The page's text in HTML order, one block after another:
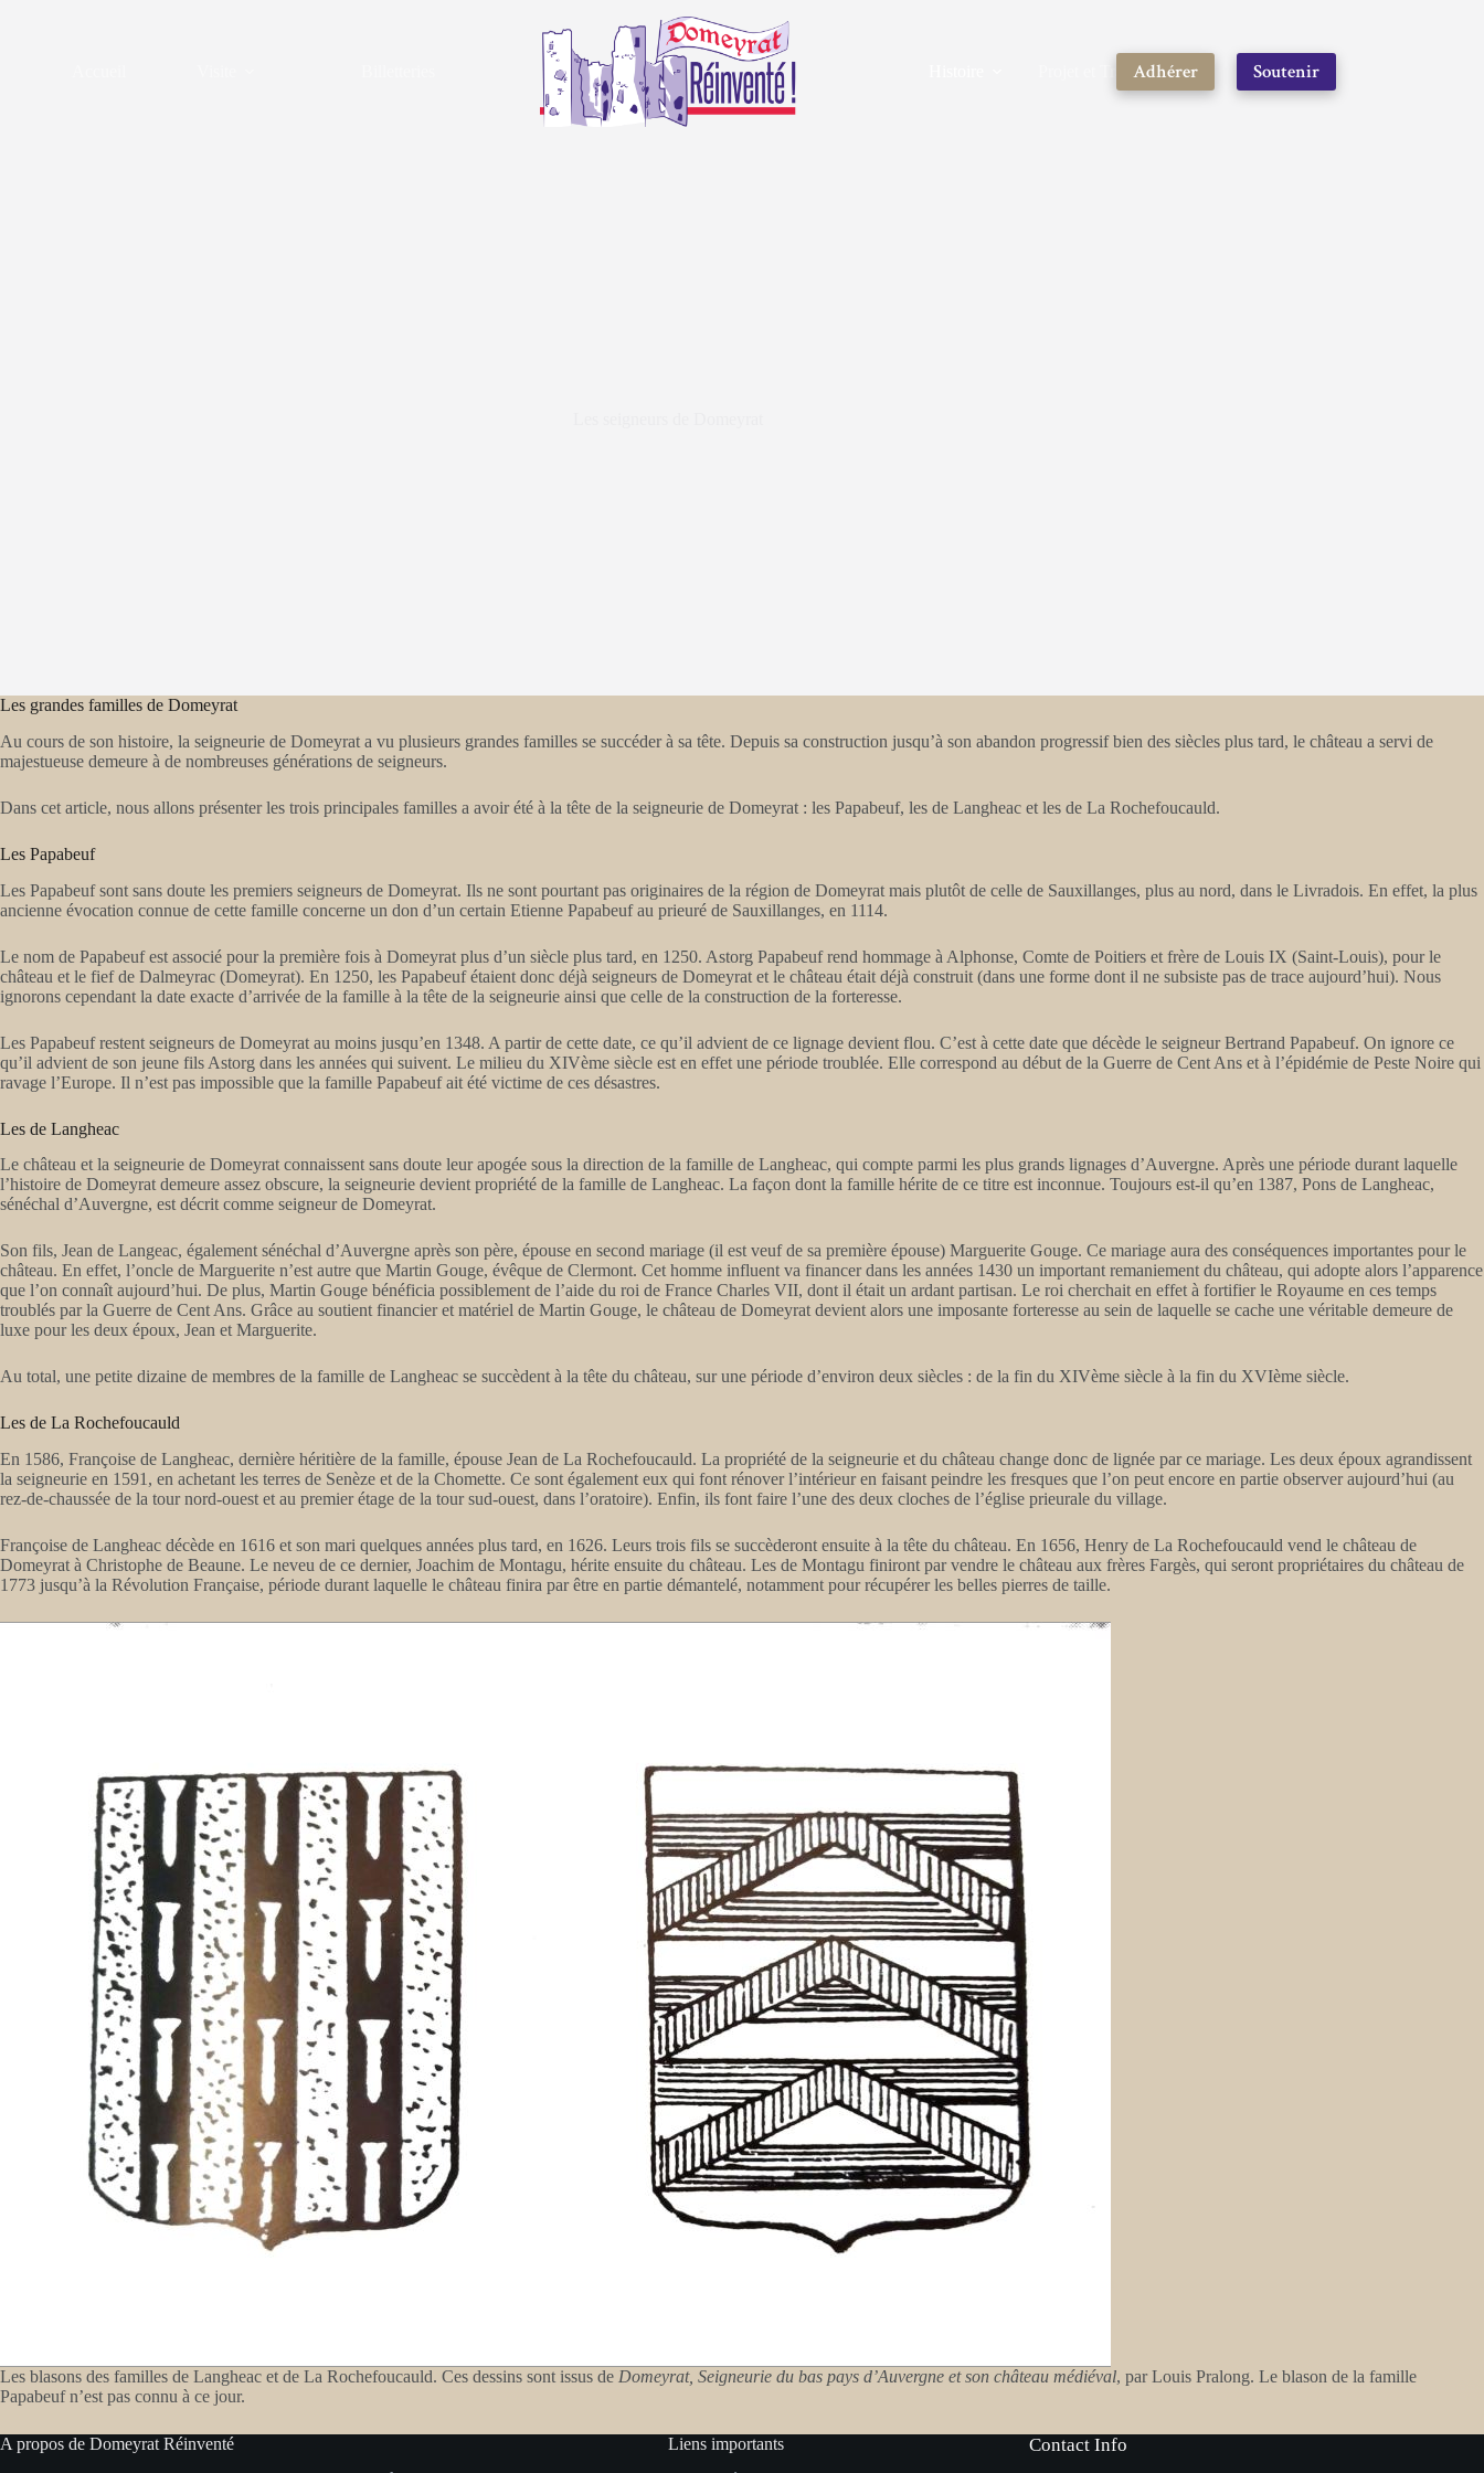
Projet et TravauxAdhérer Soutenir
Les grandes familles de Domeyrat
Au cours de son histoire, la seigneurie de Domeyrat a vu plusieurs grandes familles se succéder à sa tête. Depuis sa construction jusqu’à son abandon progressif bien des siècles plus tard, le château a servi de
majestueuse demeure à de nombreuses générations de seigneurs.
Dans cet article, nous allons présenter les trois principales familles a avoir été à la tête de la seigneurie de Domeyrat : les Papabeuf, les de Langheac et les de La Rochefoucauld.
Les Papabeuf
Les Papabeuf sont sans doute les premiers seigneurs de Domeyrat. Ils ne sont pourtant pas originaires de la région de Domeyrat mais plutôt de celle de Sauxillanges, plus au nord, dans le Livradois. En effet, la plus
ancienne évocation connue de cette famille concerne un don d’un certain Etienne Papabeuf au prieuré de Sauxillanges, en 1114.
Le nom de Papabeuf est associé pour la première fois à Domeyrat plus d’un siècle plus tard, en 1250. Astorg Papabeuf rend hommage à Alphonse, Comte de Poitiers et frère de Louis IX (Saint-Louis), pour le
château et le fief de Dalmeyrac (Domeyrat). En 1250, les Papabeuf étaient donc déjà seigneurs de Domeyrat et le château était déjà construit (dans une forme dont il ne subsiste pas de trace aujourd’hui). Nous
ignorons cependant la date exacte d’arrivée de la famille à la tête de la seigneurie ainsi que celle de la construction de la forteresse.
Les Papabeuf restent seigneurs de Domeyrat au moins jusqu’en 1348. A partir de cette date, ce qu’il advient de ce lignage devient flou. C’est à cette date que décède le seigneur Bertrand Papabeuf. On ignore ce
qu’il advient de son jeune fils Astorg dans les années qui suivent. Le milieu du XIVème siècle est en effet une période troublée. Elle correspond au début de la Guerre de Cent Ans et à l’épidémie de Peste Noire qui
ravage l’Europe. Il n’est pas impossible que la famille Papabeuf ait été victime de ces désastres.
Les de Langheac
Le château et la seigneurie de Domeyrat connaissent sans doute leur apogée sous la direction de la famille de Langheac, qui compte parmi les plus grands lignages d’Auvergne. Après une période durant laquelle
l’histoire de Domeyrat demeure assez obscure, la seigneurie devient propriété de la famille de Langheac. La façon dont la famille hérite de ce titre est inconnue. Toujours est-il qu’en 1387, Pons de Langheac,
sénéchal d’Auvergne, est décrit comme seigneur de Domeyrat.
Son fils, Jean de Langeac, également sénéchal d’Auvergne après son père, épouse en second mariage (il est veuf de sa première épouse) Marguerite Gouge. Ce mariage aura des conséquences importantes pour le
château. En effet, l’oncle de Marguerite n’est autre que Martin Gouge, évêque de Clermont. Cet homme influent va financer dans les années 1430 un important remaniement du château, qui adopte alors l’apparence
que l’on connaît aujourd’hui. De plus, Martin Gouge bénéficia possiblement de l’aide du roi de France Charles VII, dont il était un ardant partisan. Le roi cherchait en effet à fortifier le Royaume en ces temps
troublés par la Guerre de Cent Ans. Grâce au soutient financier et matériel de Martin Gouge, le château de Domeyrat devient alors une imposante forteresse au sein de laquelle se cache une véritable demeure de
luxe pour les deux époux, Jean et Marguerite.
Au total, une petite dizaine de membres de la famille de Langheac se succèdent à la tête du château, sur une période d’environ deux siècles : de la fin du XIVème siècle à la fin du XVIème siècle.
Les de La Rochefoucauld
En 1586, Françoise de Langheac, dernière héritière de la famille, épouse Jean de La Rochefoucauld. La propriété de la seigneurie et du château change donc de lignée par ce mariage. Les deux époux agrandissent
la seigneurie en 1591, en achetant les terres de Senèze et de la Chomette. Ce sont également eux qui font rénover l’intérieur en faisant peindre les fresques que l’on peut encore en partie observer aujourd’hui (au
rez-de-chaussée de la tour nord-ouest et au premier étage de la tour sud-ouest, dans l’oratoire). Enfin, ils font faire l’une des deux cloches de l’église prieurale du village.
Françoise de Langheac décède en 1616 et son mari quelques années plus tard, en 1626. Leurs trois fils se succèderont ensuite à la tête du château. En 1656, Henry de La Rochefoucauld vend le château de
Domeyrat à Christophe de Beaune. Le neveu de ce dernier, Joachim de Montagu, hérite ensuite du château. Les de Montagu finiront par vendre le château aux frères Fargès, qui seront propriétaires du château de
1773 jusqu’à la Révolution Française, période durant laquelle le château finira par être en partie démantelé, notamment pour récupérer les belles pierres de taille.
Les blasons des familles de Langheac et de La Rochefoucauld. Ces dessins sont issus de Domeyrat, Seigneurie du bas pays d’Auvergne et son château médiéval, par Louis Pralong. Le blason de la famille
Papabeuf n’est pas connu à ce jour.
A propos de Domeyrat Réinventé
Liens importants
Contact Info